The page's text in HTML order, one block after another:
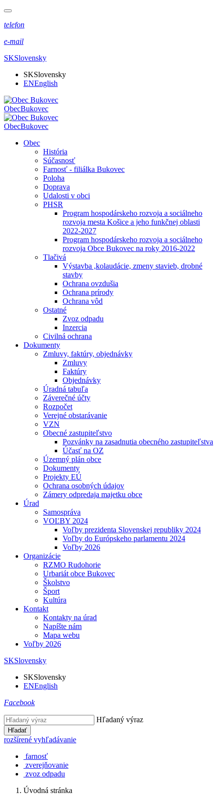
telefon
e-mail
SKSlovensky
SKSlovensky
ENEnglish
ObecBukovec
ObecBukovec
Obec
História
Súčasnosť
Farnosť - filiálka Bukovec
Poloha
Doprava
Udalosti v obci
PHSR
Program hospodárskeho rozvoja a sociálneho
rozvoja mesta Košice a jeho funkčnej oblasti
2022-2027
Program hospodárskeho rozvoja a sociálneho
rozvoja Obce Bukovec na roky 2016-2022
Tlačivá
Výstavba ,kolaudácie, zmeny stavieb, drobné
stavby
Ochrana ovzdušia
Ochrana prírody
Ochrana vôd
Ostatné
Zvoz odpadu
Inzercia
Civilná ochrana
Dokumenty
Zmluvy, faktúry, objednávky
Zmluvy
Faktúry
Objednávky
Úradná tabuľa
Záverečné účty
Rozpočet
Verejné obstarávanie
VZN
Obecné zastupiteľstvo
Pozvánky na zasadnutia obecného zastupiteľstva
Účasť na OZ
Územný plán obce
Dokumenty
Projekty EÚ
Ochrana osobných údajov
Zámery odpredaja majetku obce
Úrad
Samospráva
VOĽBY 2024
Voľby prezidenta Slovenskej republiky 2024
Voľby do Európskeho parlamentu 2024
Voľby 2026
Organizácie
RZMO Rudohorie
Urbariát obce Bukovec
Školstvo
Šport
Kultúra
Kontakt
Kontakty na úrad
Napíšte nám
Mapa webu
Voľby 2026
SKSlovensky
SKSlovensky
ENEnglish
Facebook
Hľadaný výraz
Hľadať
rozšírené vyhľadávanie
farnosť
zverejňovanie
zvoz odpadu
Úvodná stránka